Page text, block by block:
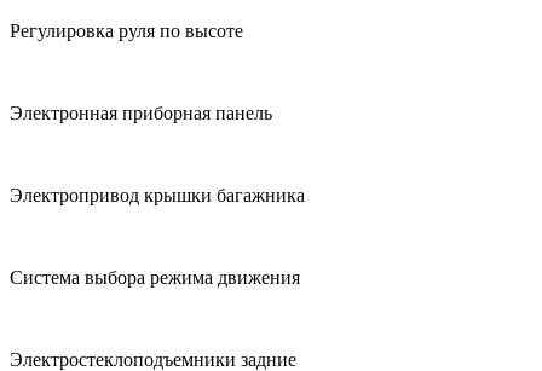
Регулировка руля по высоте
Электронная приборная панель
Электропривод крышки багажника
Система выбора режима движения
Электростеклоподъемники задние